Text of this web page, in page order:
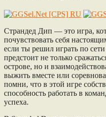
Страндед Дип — это игра,
почувствовать себя
если ты решил играть по
предстоит не только
острове, но и
выжить вместе или
помни, что в этой игре
способность работать в
успеха.